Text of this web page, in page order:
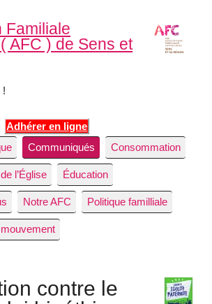
Familiale
AFC ) de Sens et
!
Adhérer en ligne
Communiqués Consommation
l’Église Éducation
Notre AFC Politique familliale
contre le